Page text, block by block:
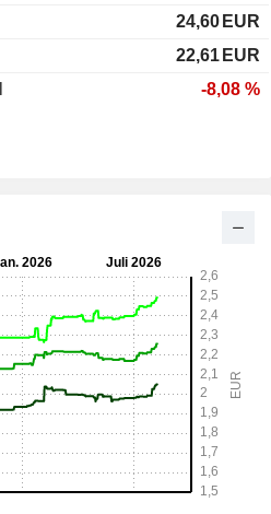
24,60 EUR
22,61 EUR
-8,08 %